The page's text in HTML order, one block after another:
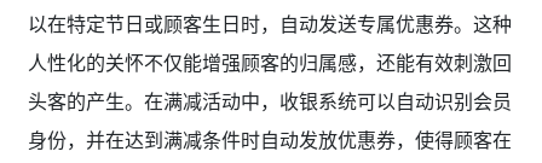
以在特定节日或顾客生日时，自动发送专属优惠券。这种
人性化的关怀不仅能增强顾客的归属感，还能有效刺激回
头客的产生。在满减活动中，收银系统可以自动识别会员
身份，并在达到满减条件时自动发放优惠券，使得顾客在